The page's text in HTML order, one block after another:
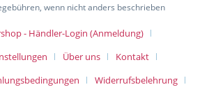
wenn nicht anders beschrieben
- Händler-Login (Anmeldung)
Über uns
Kontakt
Widerrufsbelehrung